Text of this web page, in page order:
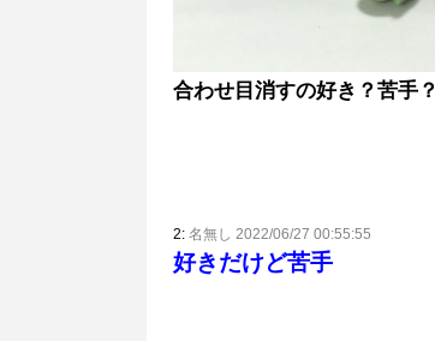
合わせ目消すの好き？苦手？
2: 名無し 2022/06/27 00:55:55
好きだけど苦手